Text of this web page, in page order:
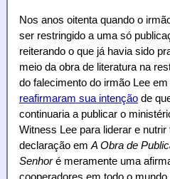
Nos anos oitenta quando o
ser restringido a uma só
reiterando o que já havia sido
meio da obra de literatura na
do falecimento do irmão Lee
reafirmaram sua intenção de
continuaria a publicar o
Witness Lee para liderar e nutrir
declaração em A Obra de
Senhoré meramente uma